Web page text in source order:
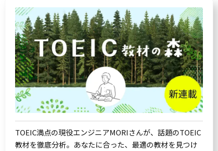
TOEIC満点の現役エンジニアMORIさんが、話題のTOEIC
教材を徹底分析。あなたに合った、最適の教材を見つけ